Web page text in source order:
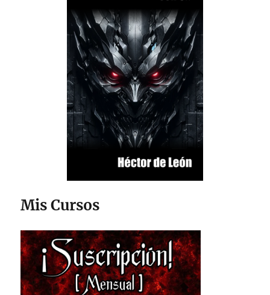
Mis Cursos